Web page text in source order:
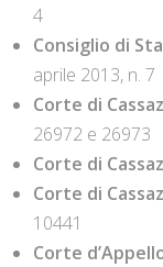
4
Consiglio di
aprile 2013, n. 7
Corte di
26972 e 26973
Corte di
Corte di
10441
Corte